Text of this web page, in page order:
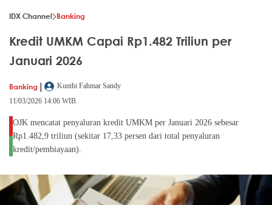
IDX Channel Banking
Kredit UMKM Capai Rp1.482 Triliun per
Januari 2026
Banking |
Kunthi Fahmar Sandy
11/03/2026 14:06 WIB
OJK mencatat penyaluran kredit UMKM per Januari 2026 sebesar
Rp1.482,9 triliun (sekitar 17,33 persen dari total penyaluran
kredit/pembiayaan).